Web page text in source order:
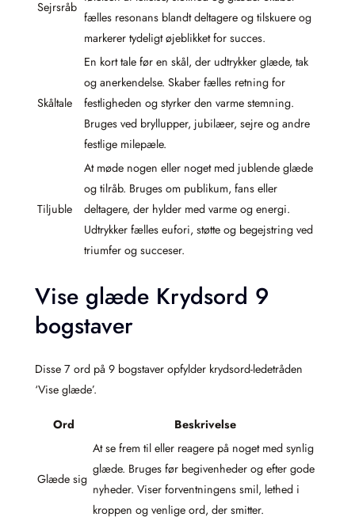
Sejrsråb
fælles resonans blandt deltagere og tilskuere og
markerer tydeligt øjeblikket for succes.
Skåltale
En kort tale før en skål, der udtrykker glæde, tak
og anerkendelse. Skaber fælles retning for
festligheden og styrker den varme stemning.
Bruges ved bryllupper, jubilæer, sejre og andre
festlige milepæle.
Tiljuble
At møde nogen eller noget med jublende glæde
og tilråb. Bruges om publikum, fans eller
deltagere, der hylder med varme og energi.
Udtrykker fælles eufori, støtte og begejstring ved
triumfer og succeser.
Vise glæde Krydsord 9
bogstaver
Disse 7 ord på 9 bogstaver opfylder krydsord-ledetråden
‘Vise glæde’.
Ord Beskrivelse
Glæde sig
At se frem til eller reagere på noget med synlig
glæde. Bruges før begivenheder og efter gode
nyheder. Viser forventningens smil, lethed i
kroppen og venlige ord, der smitter.